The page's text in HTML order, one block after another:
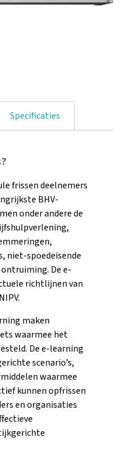
Specificaties
frissen deelnemers
BHV-
onder andere de
niet-spoedeisende
De e-
richtlijnen van
maken
waarmee het
De e-learning
scenario’s,
waarmee
kunnen opfrissen
en organisaties